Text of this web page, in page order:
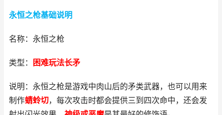
永恒之枪基础说明
名称：永恒之枪
类型： 困难玩法长矛
说明：永恒之枪是游戏中肉山后的矛类武器，也可以用来
制作蜻蛉切，每次攻击时都会提供三到四次命中，还会发